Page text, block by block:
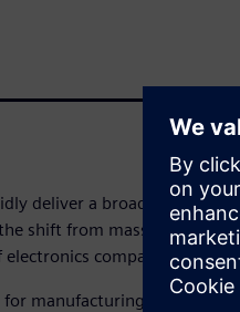
deliver a broad variety of
shift from mass
companies to
manufacturing execution